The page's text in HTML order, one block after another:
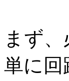
まず
単に回